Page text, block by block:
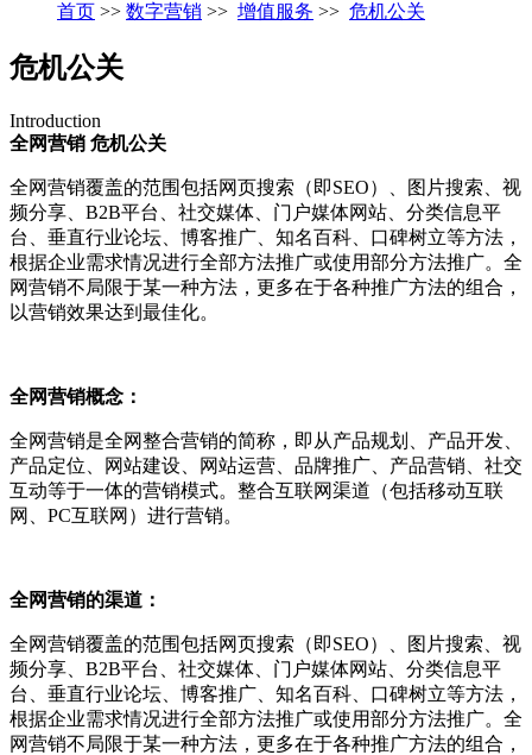
首页 >> 数字营销 >> 增值服务 >> 危机公关
危机公关
Introduction
全网营销 危机公关
全网营销覆盖的范围包括网页搜索（即SEO）、图片搜索、视
频分享、B2B平台、社交媒体、门户媒体网站、分类信息平
台、垂直行业论坛、博客推广、知名百科、口碑树立等方法，
根据企业需求情况进行全部方法推广或使用部分方法推广。全
网营销不局限于某一种方法，更多在于各种推广方法的组合，
以营销效果达到最佳化。
全网营销概念：
全网营销是全网整合营销的简称，即从产品规划、产品开发、
产品定位、网站建设、网站运营、品牌推广、产品营销、社交
互动等于一体的营销模式。整合互联网渠道（包括移动互联
网、PC互联网）进行营销。
全网营销的渠道：
全网营销覆盖的范围包括网页搜索（即SEO）、图片搜索、视
频分享、B2B平台、社交媒体、门户媒体网站、分类信息平
台、垂直行业论坛、博客推广、知名百科、口碑树立等方法，
根据企业需求情况进行全部方法推广或使用部分方法推广。全
网营销不局限于某一种方法，更多在于各种推广方法的组合，